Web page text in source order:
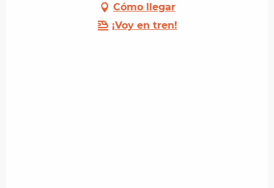
Cómo llegar
¡Voy en tren!